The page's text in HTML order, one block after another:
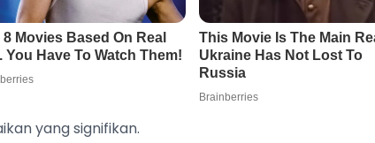
yang signifikan.